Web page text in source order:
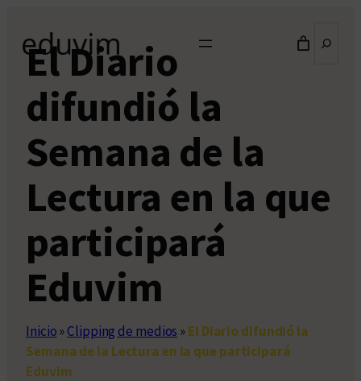
contenido
El Diario
difundió la
Semana de la
Lectura en la que
participará
Eduvim
Inicio»Clipping de medios »El Diario difundió la
Semana de la Lectura en la que participará
Eduvim